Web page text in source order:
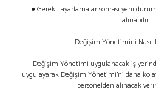
● Gerekli ayarlamalar sonrası yeni
alınabilir.
Değişim Yönetimini Nasıl
Değişim Yönetimi uygulanacak iş
uygulayarak Değişim Yönetimi’ni daha
personelden alınacak